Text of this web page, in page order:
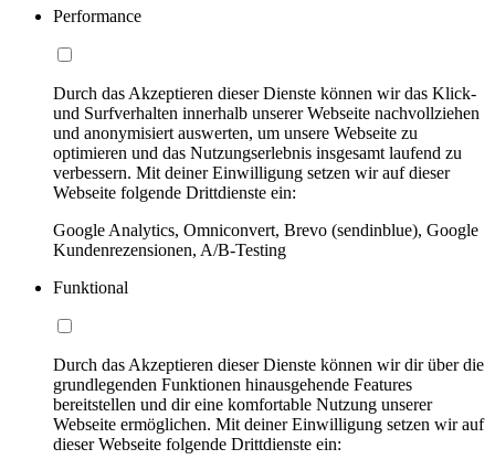
Performance
Durch das Akzeptieren dieser Dienste können wir das Klick-
und Surfverhalten innerhalb unserer Webseite nachvollziehen
und anonymisiert auswerten, um unsere Webseite zu
optimieren und das Nutzungserlebnis insgesamt laufend zu
verbessern. Mit deiner Einwilligung setzen wir auf dieser
Webseite folgende Drittdienste ein:
Google Analytics, Omniconvert, Brevo (sendinblue), Google
Kundenrezensionen, A/B-Testing
Funktional
Durch das Akzeptieren dieser Dienste können wir dir über die
grundlegenden Funktionen hinausgehende Features
bereitstellen und dir eine komfortable Nutzung unserer
Webseite ermöglichen. Mit deiner Einwilligung setzen wir auf
dieser Webseite folgende Drittdienste ein: